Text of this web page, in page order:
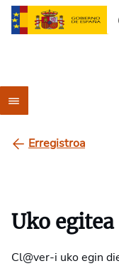
Erregistroa
Uko egitea
Cl@ver-i uko egin